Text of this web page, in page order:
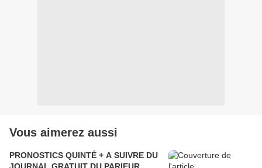
Vous aimerez aussi
PRONOSTICS QUINTÉ + A SUIVRE DU